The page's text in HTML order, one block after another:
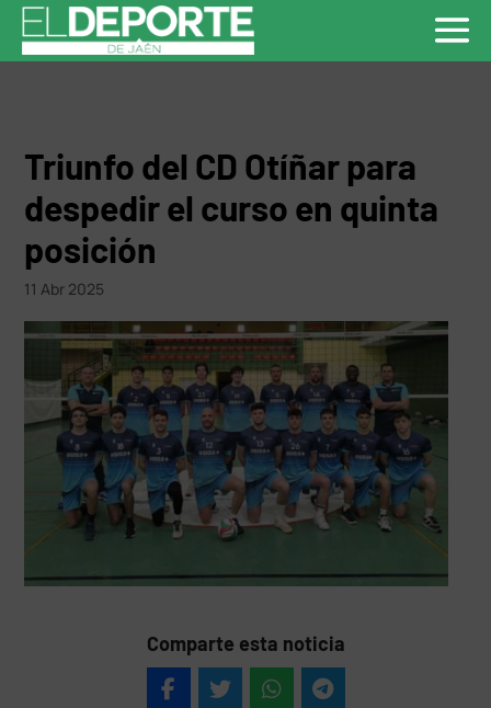
Triunfo del CD Otíñar para
despedir el curso en quinta
posición
11 Abr 2025
Comparte esta noticia